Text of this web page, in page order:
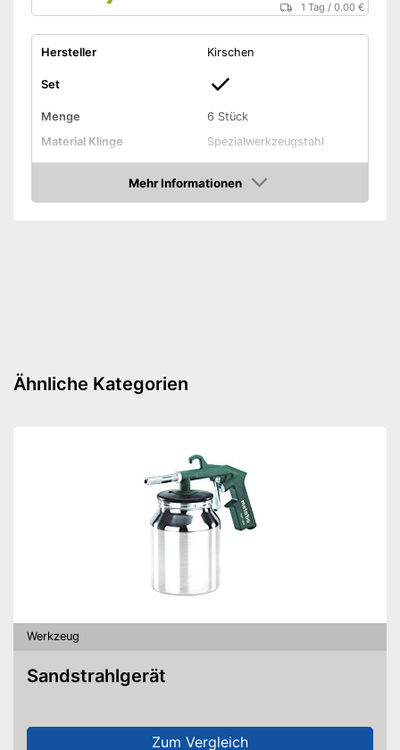
1 Tag /0.00 €
Hersteller Kirschen
Set
Menge
6 Stück
Material Klinge
Spezialwerkzeugstahl
Material Griff
Holz
Ergonomischer Griff
Mehr Informationen
Amazon
Ähnliche Kategorien
Werkzeug
Sandstrahlgerät
Zum Vergleich